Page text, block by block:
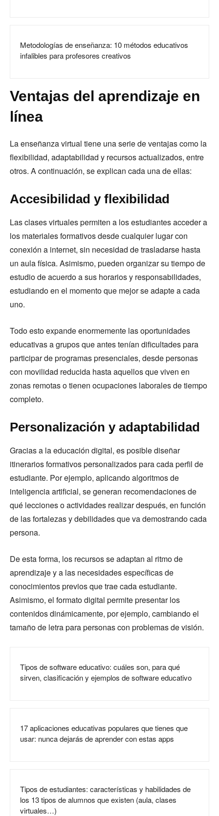
Metodologías de enseñanza: 10 métodos educativos
infalibles para profesores creativos
Ventajas del aprendizaje en
línea
La enseñanza virtual tiene una serie de ventajas como la
flexibilidad, adaptabilidad y recursos actualizados, entre
otros. A continuación, se explican cada una de ellas:
Accesibilidad y flexibilidad
Las clases virtuales permiten a los estudiantes acceder a
los materiales formativos desde cualquier lugar con
conexión a internet, sin necesidad de trasladarse hasta
un aula física. Asimismo, pueden organizar su tiempo de
estudio de acuerdo a sus horarios y responsabilidades,
estudiando en el momento que mejor se adapte a cada
uno.
Todo esto expande enormemente las oportunidades
educativas a grupos que antes tenían dificultades para
participar de programas presenciales, desde personas
con movilidad reducida hasta aquellos que viven en
zonas remotas o tienen ocupaciones laborales de tiempo
completo.
Personalización y adaptabilidad
Gracias a la educación digital, es posible diseñar
itinerarios formativos personalizados para cada perfil de
estudiante. Por ejemplo, aplicando algoritmos de
inteligencia artificial, se generan recomendaciones de
qué lecciones o actividades realizar después, en función
de las fortalezas y debilidades que va demostrando cada
persona.
De esta forma, los recursos se adaptan al ritmo de
aprendizaje y a las necesidades específicas de
conocimientos previos que trae cada estudiante.
Asimismo, el formato digital permite presentar los
contenidos dinámicamente, por ejemplo, cambiando el
tamaño de letra para personas con problemas de visión.
Tipos de software educativo: cuáles son, para qué
sirven, clasificación y ejemplos de software educativo
17 aplicaciones educativas populares que tienes que
usar: nunca dejarás de aprender con estas apps
Tipos de estudiantes: características y habilidades de
los 13 tipos de alumnos que existen (aula, clases
virtuales…)